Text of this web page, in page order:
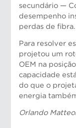
secundário —
desempenho
perdas de fibra.
Para resolver
projetou um
OEM na
capacidade
do que o
energia
Orlando
Nicolau